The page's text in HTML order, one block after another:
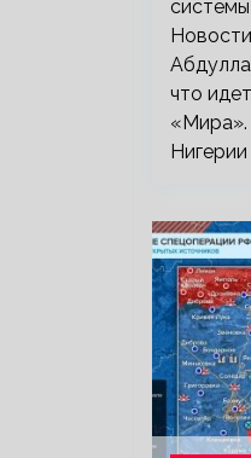
что
«Мира».
Нигерии